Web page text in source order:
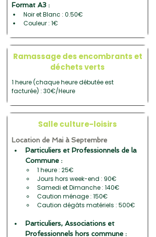
Format A3 :
Noir et Blanc : 0.50€
Couleur : 1€
Ramassage des encombrants et
déchets verts
1 heure (chaque heure débutée est
facturée) : 30€/Heure
Salle culture-loisirs
Location de Mai à Septembre
Particuliers et Professionnels de la
Commune :
1 heure : 25€
Jours hors week-end : 90€
Samedi et Dimanche : 140€
Caution ménage : 150€
Caution dégâts matériels : 500€
Particuliers, Associations et
Professionnels hors commune :